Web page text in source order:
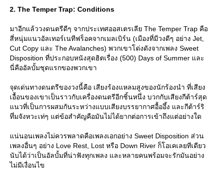
2. The Temper Trap: Conditions
มาอีกแล้ววงดนตรีดีๆ จากประเทศออสเตรเลีย The Temper Trap คือ
สี่หนุ่มแนวอัลเทอร์เนทีฟร็อคจากเมลเบิร์น (เมืองที่มีวงดีๆ อย่าง Jet,
Cut Copy และ The Avalanches) พวกเขาโด่งดังจากเพลง Sweet
Disposition ที่ประกอบหนังสุดฮิตเรื่อง (500) Days of Summer และ
นี่คืออัลบั้มชุดแรกของพวกเขา
จุดเด่นทางดนตรีของวงนี้คือ เสียงร้องแหลมสูงของนักร้องนำ ที่เสียง
เอื้อนของเขาเป็นราวกับเครื่องดนตรีอีกชิ้นหนึ่ง บวกกับเสียงกีต้าร์สุด
นวที่เป็นการผสมกันระหว่างแบบเสียงบรรยากาศอื้ออึ้ง และกีต้าร์ริ
ทึ่มจังหวะเท่ๆ แต่ข้อสำคัญคือมันไม่ได้ยากต่อการเข้าถึงแต่อย่างใด
น่นอนเพลงไม่ควรพลาดคือเพลงเอกอย่าง Sweet Disposition ส่วน
เพลงอื่นๆ อย่าง Love Rest, Lost หรือ Down River ก็โอเคเลยทีเดียว
นับได้ว่าเป็นอัลบั้มที่น่าฟังทุกเพลง และหลายคนพร้อมจะรักมันอย่าง
ไม่มีเงื่อนไข